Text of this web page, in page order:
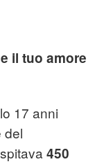
il tuo amore
17 anni
del
450